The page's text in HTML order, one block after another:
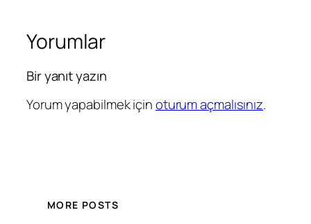
Yorumlar
Bir yanıt yazın
Yorum yapabilmek içinoturum açmalısınız.
MORE POSTS